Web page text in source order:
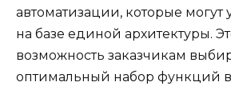
автоматизации, которые могут
на базе единой архитектуры.
возможность заказчикам
оптимальный набор функций в